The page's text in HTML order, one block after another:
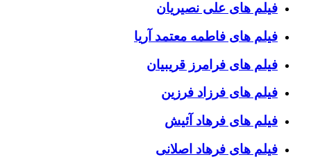
فیلم های علی نصیریان
فیلم های فاطمه معتمد آریا
فیلم های فرامرز قریبیان
فیلم های فرزاد فرزین
فیلم های فرهاد آئیش
فیلم های فرهاد اصلانی